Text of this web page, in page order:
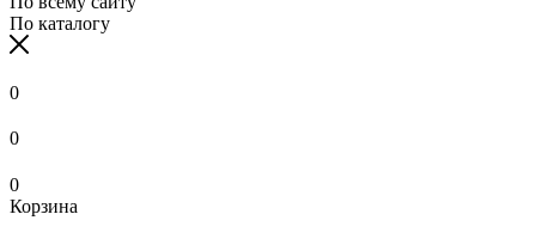
По каталогу
0
0
0
Корзина